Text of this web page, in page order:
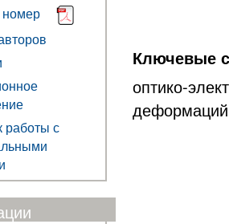
номер
работы с
Ключевые
оптико-